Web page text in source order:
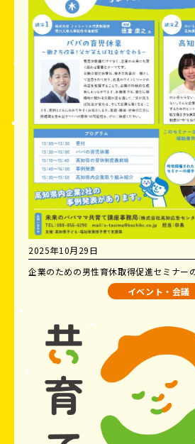
2025年10月29日
企業のための男性育休取得促進セミナー
イベント・会議